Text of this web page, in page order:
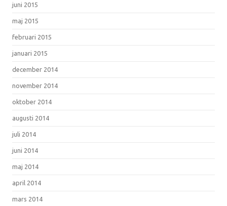
juni 2015
maj 2015
februari 2015
januari 2015
december 2014
november 2014
oktober 2014
augusti 2014
juli 2014
juni 2014
maj 2014
april 2014
mars 2014